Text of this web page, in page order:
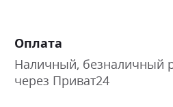
Оплата
Наличный, безналичный
через Приват24